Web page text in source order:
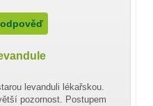
levanduli lékařskou.
pozornost. Postupem